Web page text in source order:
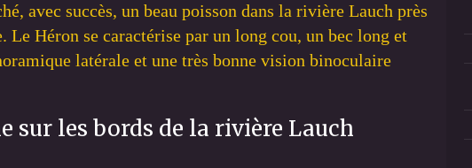
avec succès, un beau poisson dans la rivière Lauch près
Héron se caractérise par un long cou, un bec long et
latérale et une très bonne vision binoculaire
sur les bords de la rivière Lauch